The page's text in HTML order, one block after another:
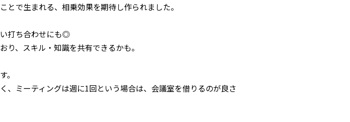
とで生まれる、相乗効果を期待し作られました。
打ち合わせにも◎
り、スキル・知識を共有できるかも。
。
、ミーティングは週に1回という場合は、会議室を借りるのが良さ